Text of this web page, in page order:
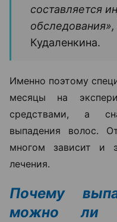
составляется
Кудаленкина.
Именно поэтому
месяцы на
средствами, а
выпадения волос.
многом зависит и
лечения.
Почему
можно ли